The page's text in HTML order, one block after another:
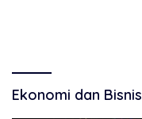
Ekonomi dan Bisnis